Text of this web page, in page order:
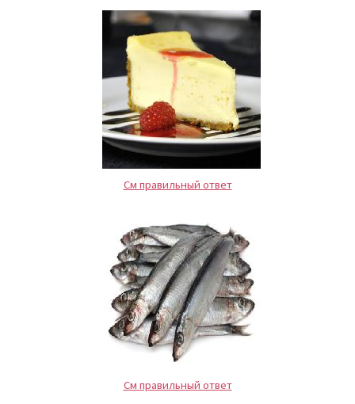
См правильный ответ
См правильный ответ